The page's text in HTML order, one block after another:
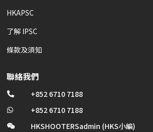
HKAPSC
了解 IPSC
條款及須知
聯絡我們
 +852 6710 7188
 +852 6710 7188
 HKSHOOTERSadmin (HKS小編)